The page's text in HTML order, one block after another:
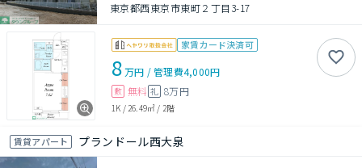
東京都西東京市東町２丁目3-17
家賃カード決済可
8万円 /管理費4,000円
敷 無料 礼 8万円
1K /26.49㎡ / 2階
賃貸アパート プランドール西大泉